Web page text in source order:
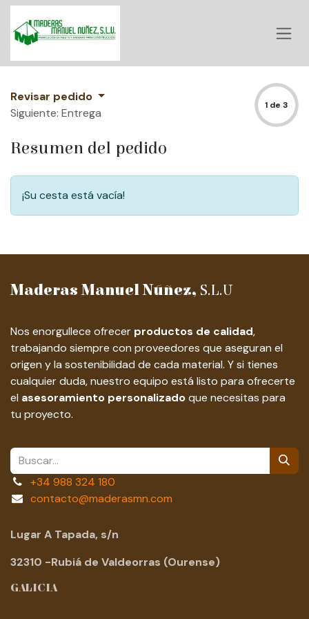
Ir al contenido
Revisar pedido
Siguiente: Entrega
1 de 3
Resumen del pedido
¡Su cesta está vacía!
Maderas Manuel Núñez, S.L.U
Nos enorgullece ofrecer productos de calidad,
trabajando siempre con proveedores que aseguran el
origen y la sostenibilidad de cada material. Y si tienes
cualquier duda, nuestro equipo está listo para ofrecerte
el asesoramiento personalizadoque necesitas para
tu proyecto.
+34 988 324 180
contacto@maderasmn.com
Lugar A Tapada, s/n
32310 -Rubiá de Valdeorras (Ourense)
GALICIA